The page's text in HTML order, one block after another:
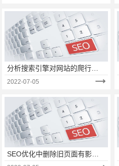
分析搜索引擎对网站的爬行规
则有哪些方面？
2022-07-05
SEO优化中删除旧页面有影响
吗？